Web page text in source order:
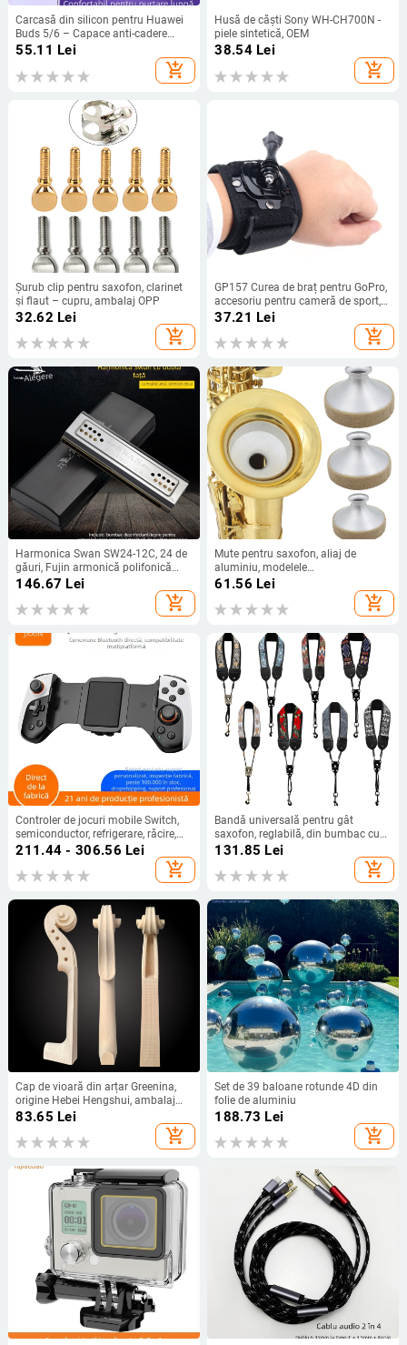
Carcasă din silicon pentru Huawei
Buds 5/6 – Capace anti-cadere
pentru urechi, Personalizată după
55.11 Lei
add_shopping_cart
Husă de căști Sony WH-CH700N -
piele sintetică, OEM
38.54Lei
add_shopping_cart
Șurub clip pentru saxofon, clarinet
și flaut – cupru, ambalaj OPP
32.62 Lei
add_shopping_cart
GP157 Curea de braț pentru GoPro,
accesoriu pentru cameră de sport,
material PC
37.21 Lei
add_shopping_cart
Harmonica Swan SW24-12C, 24 de
găuri, Fujin armonică polifonică
dublă, capac cromat din cupru,
146.67 Lei
add_shopping_cart
Mute pentru saxofon, aliaj de
aluminiu, modelele
ND111/ND112/ND113, silențios
61.56 Lei
add_shopping_cart
Controler de jocuri mobile Switch,
semiconductor, refrigerare, răcire,
Android, iOS, universal, Bluetooth,
211.44 - 306.56 Lei
add_shopping_cart
Bandă universală pentru gât
saxofon, reglabilă, din bumbac cu
elemente metalice, design brodat,
131.85 Lei
add_shopping_cart
Cap de vioară din arțar Greenina,
origine Hebei Hengshui, ambalaj
carton
83.65 Lei
add_shopping_cart
Set de 39 baloane rotunde 4D din
folie de aluminiu
188.73 Lei
add_shopping_cart